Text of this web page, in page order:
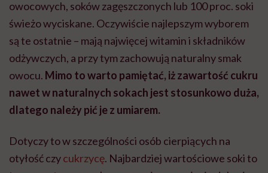
owocowych, soków zagęszczonych lub 100 proc. soki
świeżo wyciskane. Oczywiście najlepszym wyborem
są te ostatnie – mają najwięcej witamin i składników
odżywczych, a przy tym zachowują naturalny smak
owocu. Mimo to warto pamiętać, iż zawartość cukru
nawet w naturalnych sokach jest stosunkowo duża,
dlatego należy pić je z umiarem.
Dotyczy to w szczególności osób cierpiących na
otyłość czycukrzycę. Najbardziej wartościowe soki to